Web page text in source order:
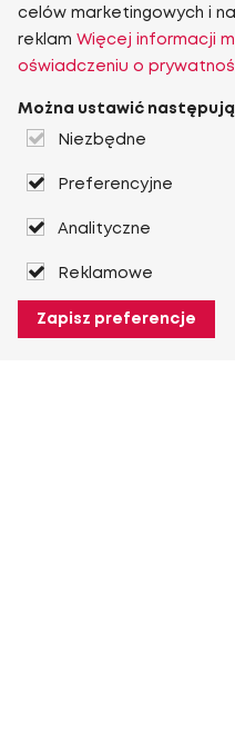
celów marketingowych i
reklam Więcej informacji
oświadczeniu o
Można ustawić
Niezbędne
Preferencyjne
Analityczne
Reklamowe
Zapisz preferencje